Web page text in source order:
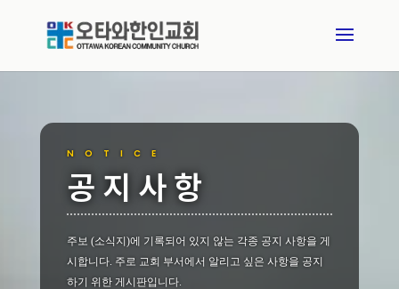
NOTICE
공지사항
주보 (소식지)에 기록되어 있지 않는 각종 공지 사항을 게
시합니다. 주로 교회 부서에서 알리고 싶은 사항을 공지
하기 위한 게시판입니다.